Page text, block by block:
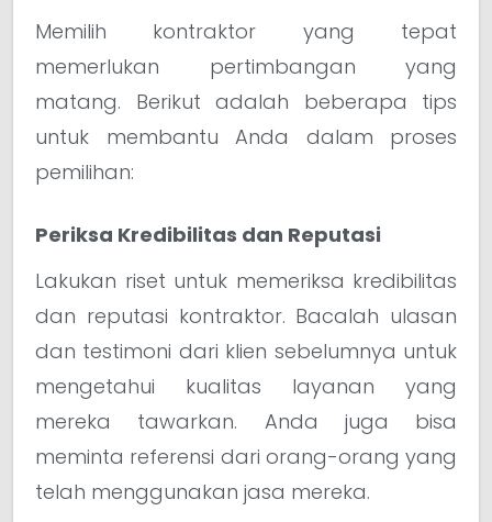
Memilih kontraktor yang tepat
memerlukan pertimbangan yang
matang. Berikut adalah beberapa tips
untuk membantu Anda dalam proses
pemilihan:
Periksa Kredibilitas dan Reputasi
Lakukan riset untuk memeriksa kredibilitas
dan reputasi kontraktor. Bacalah ulasan
dan testimoni dari klien sebelumnya untuk
mengetahui kualitas layanan yang
mereka tawarkan. Anda juga bisa
meminta referensi dari orang-orang yang
telah menggunakan jasa mereka.